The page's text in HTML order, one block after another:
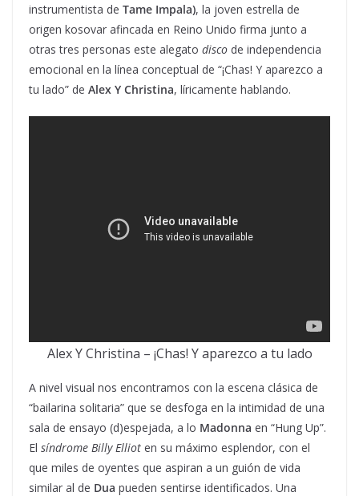
instrumentista de Tame Impala), la joven estrella de
origen kosovar afincada en Reino Unido firma junto a
otras tres personas este alegato disco de independencia
emocional en la línea conceptual de “¡Chas! Y aparezco a
tu lado” de Alex Y Christina, líricamente hablando.
Alex Y Christina – ¡Chas! Y aparezco a tu lado
A nivel visual nos encontramos con la escena clásica de
“bailarina solitaria” que se desfoga en la intimidad de una
sala de ensayo (d)espejada, a lo Madonna en “Hung Up”.
El síndrome Billy Elliot en su máximo esplendor, con el
que miles de oyentes que aspiran a un guión de vida
similar al de Dua pueden sentirse identificados. Una